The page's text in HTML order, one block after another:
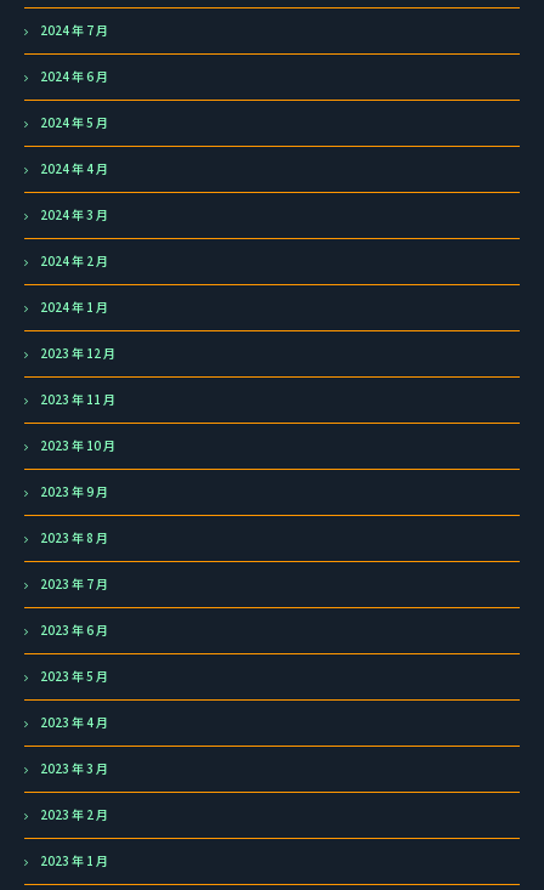
2024 年 7 月
2024 年 6 月
2024 年 5 月
2024 年 4 月
2024 年 3 月
2024 年 2 月
2024 年 1 月
2023 年 12 月
2023 年 11 月
2023 年 10 月
2023 年 9 月
2023 年 8 月
2023 年 7 月
2023 年 6 月
2023 年 5 月
2023 年 4 月
2023 年 3 月
2023 年 2 月
2023 年 1 月